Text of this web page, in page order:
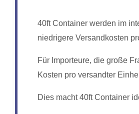
40ft Container werden im
niedrigere Versandkosten
Für Importeure, die große
Kosten pro versandter
Dies macht 40ft Container